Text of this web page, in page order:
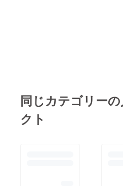
同じカテゴリー
クト